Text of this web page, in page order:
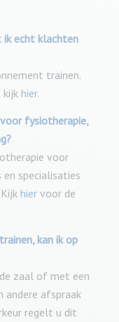
ik echt klachten
trainen.
kijk hier.
fysiotherapie,
voor
specialisaties
hiervoor de
kan ik op
zaal of met een
andere afspraak
regelt u dit